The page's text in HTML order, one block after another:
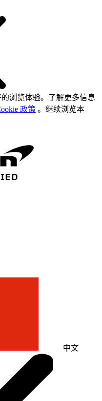
浏览体验。了解更多信息
政策 。继续浏览本
中文